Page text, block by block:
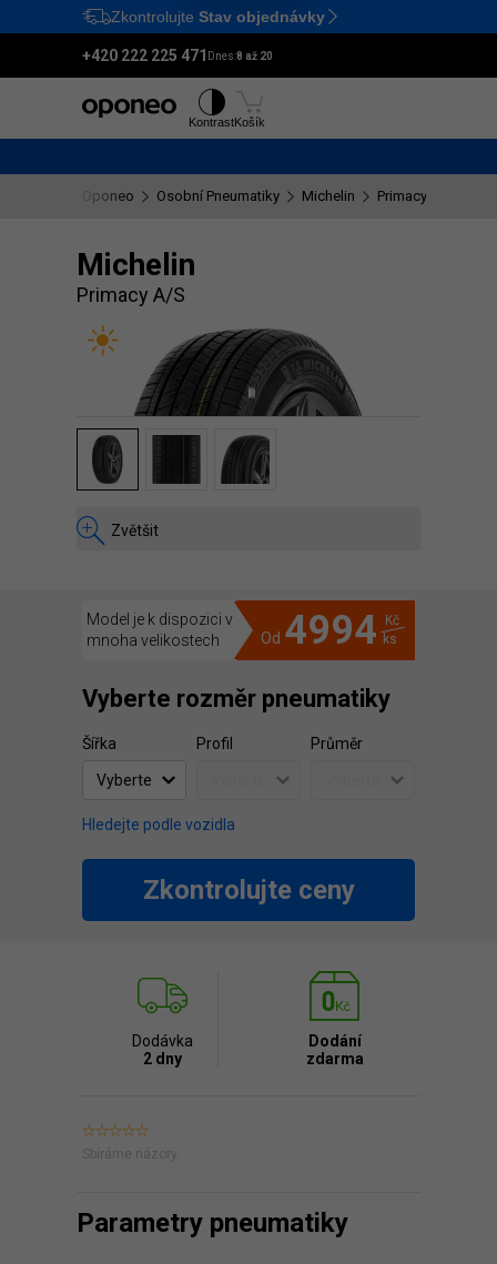
Ctrl M
Zkontrolujte Stav objednávky
+420 222 225 471 Dnes:8 až 20
KontrastKošík
Oponeo Osobní Pneumatiky Michelin Primacy A/S
Michelin
Primacy A/S
Zvětšit
Model je k dispozici v
mnoha velikostech
Od 4994
Kč
ks
Vyberte rozměr pneumatiky
Šířka Profil Průměr
Hledejte podle vozidla
Zkontrolujte ceny
Dodávka
2 dny
Dodání
zdarma
Sbíráme názory.
Parametry pneumatiky